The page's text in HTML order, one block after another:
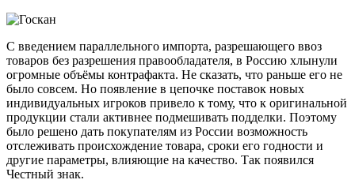
С введением параллельного импорта, разрешающего ввоз
товаров без разрешения правообладателя, в Россию хлынули
огромные объёмы контрафакта. Не сказать, что раньше его не
было совсем. Но появление в цепочке поставок новых
индивидуальных игроков привело к тому, что к оригинальной
продукции стали активнее подмешивать подделки. Поэтому
было решено дать покупателям из России возможность
отслеживать происхождение товара, сроки его годности и
другие параметры, влияющие на качество. Так появился
Честный знак.